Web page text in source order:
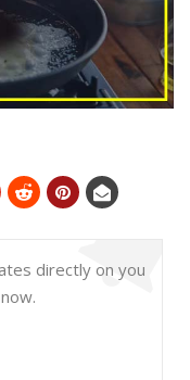
directly on you